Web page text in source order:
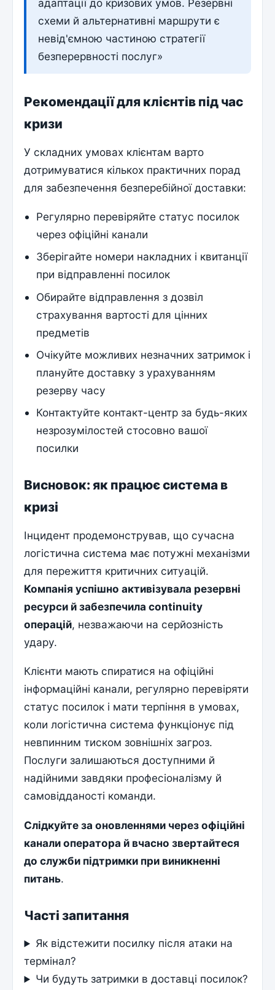
схеми й альтернативні маршрути є
невід'ємною частиною стратегії
безперервності послуг»
Рекомендації для клієнтів під час
кризи
У складних умовах клієнтам варто
дотримуватися кількох практичних порад
для забезпечення безперебійної доставки:
Регулярно перевіряйте статус посилок
через офіційні канали
Зберігайте номери накладних і квитанції
при відправленні посилок
Обирайте відправлення з дозвіл
страхування вартості для цінних
предметів
Очікуйте можливих незначних затримок і
плануйте доставку з урахуванням
резерву часу
Контактуйте контакт-центр за будь-яких
незрозумілостей стосовно вашої
посилки
Висновок: як працює система в
кризі
Інцидент продемонстрував, що сучасна
логістична система має потужні механізми
для пережиття критичних ситуацій.
Компанія успішно активізувала резервні
ресурси й забезпечила continuity
операцій, незважаючи на серйозність
удару.
Клієнти мають спиратися на офіційні
інформаційні канали, регулярно перевіряти
статус посилок і мати терпіння в умовах,
коли логістична система функціонує під
невпинним тиском зовнішніх загроз.
Послуги залишаються доступними й
надійними завдяки професіоналізму й
самовідданості команди.
Слідкуйте за оновленнями через офіційні
канали оператора й вчасно звертайтеся
до служби підтримки при виникненні
питань.
Часті запитання
Як відстежити посилку після атаки на
термінал?
Чи будуть затримки в доставці посилок?